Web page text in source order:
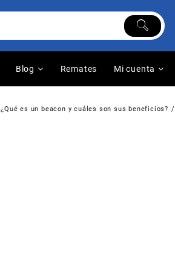
Blog Remates Mi cuenta
¿Qué es un beacon y cuáles son sus beneficios?